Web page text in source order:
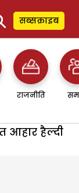
सब्सक्राइब
राजनीति
आहार हैल्दी